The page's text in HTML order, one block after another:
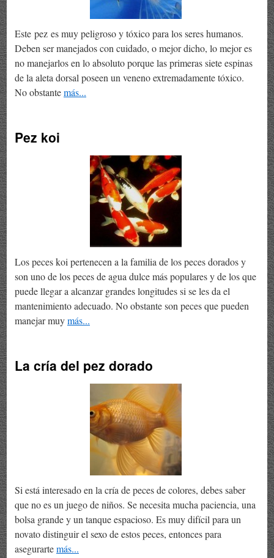
Este pez es muy peligroso y tóxico para los seres humanos.
Deben ser manejados con cuidado, o mejor dicho, lo mejor es
no manejarlos en lo absoluto porque las primeras siete espinas
de la aleta dorsal poseen un veneno extremadamente tóxico.
No obstantemás...
Pez koi
Los peces koi pertenecen a la familia de los peces dorados y
son uno de los peces de agua dulce más populares y de los que
puede llegar a alcanzar grandes longitudes si se les da el
mantenimiento adecuado. No obstante son peces que pueden
manejar muymás...
La cría del pez dorado
Si está interesado en la cría de peces de colores, debes saber
que no es un juego de niños. Se necesita mucha paciencia, una
bolsa grande y un tanque espacioso. Es muy difícil para un
novato distinguir el sexo de estos peces, entonces para
asegurartemás...